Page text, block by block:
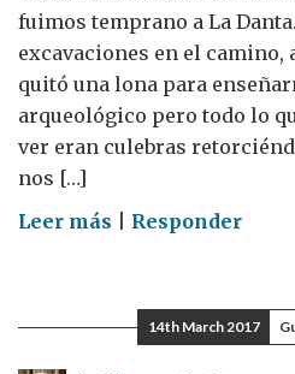
fuimos temprano a La
excavaciones en el
quitó una lona para
arqueológico pero todo lo
ver eran culebras
nos […]
Leer más onResponder
14th March 2017